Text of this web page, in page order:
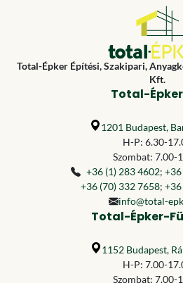
Total-Épker Építési, Szakipari,
Kft.
Total-
1201 Budapest,
H-P: 6.30-
Szombat: 7.00-
+36 (1) 283 4602; +36
+36 (70) 332 7658;
info@total-
Total-Épker-
1152 Budapest,
H-P: 7.00-
Szombat: 7.00-